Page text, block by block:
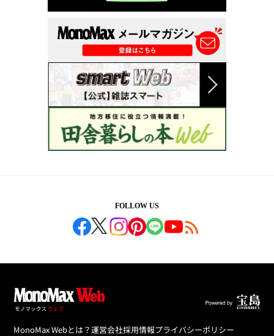
FOLLOW US
MonoMax Webとは？運営会社採用情報プライバシーポリシー